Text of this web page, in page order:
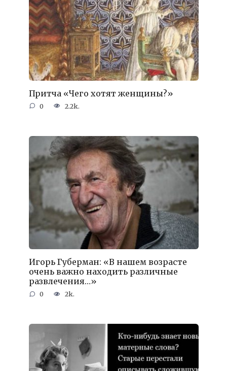
Притча «Чего хотят женщины?»
0 2.2k.
Игорь Губерман: «В нашем возрасте
очень важно находить различные
развлечения…»
0 2k.